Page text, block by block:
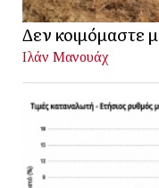
Δεν κοιμόμαστε
Ιλάν Μανουάχ